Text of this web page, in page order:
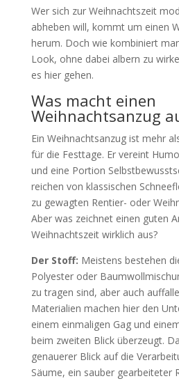
Wer sich zur Weihnachtszeit
abheben will, kommt um einen
herum. Doch wie kombiniert
Look, ohne dabei albern zu
es hier gehen.
Was macht einen
Weihnachtsanzug
Ein Weihnachtsanzug ist mehr
für die Festtage. Er vereint
und eine Portion
reichen von klassischen
zu gewagten Rentier- oder
Aber was zeichnet einen guten
Weihnachtszeit wirklich aus?
Der Stoff: Meistens bestehen
Polyester oder
zu tragen sind, aber auch
Materialien machen hier den
einem einmaligen Gag und
beim zweiten Blick überzeugt.
genauerer Blick auf die
Säume, ein sauber gearbeiteter